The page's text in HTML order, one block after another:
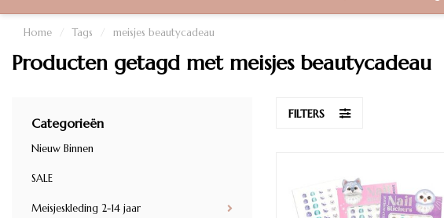
Home / Tags / meisjes beautycadeau
Producten getagd met meisjes beautycadeau
Categorieën
Nieuw Binnen
SALE
Meisjeskleding 2-14 jaar
FILTERS